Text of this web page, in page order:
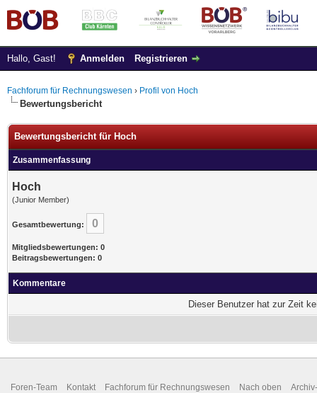
Hallo, Gast! Anmelden Registrieren
Fachforum für Rechnungswesen › Profil von Hoch
Bewertungsbericht
Bewertungsbericht für Hoch
Zusammenfassung
Hoch
(Junior Member)
Gesamtbewertung: 0
Mitgliedsbewertungen: 0
Beitragsbewertungen: 0
Kommentare
Dieser Benutzer hat zur Zeit
Foren-Team Kontakt Fachforum für Rechnungswesen Nach oben